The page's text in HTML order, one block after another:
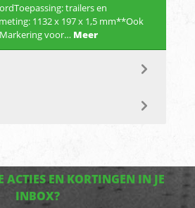
trailers en
1132 x 197 x 1,5 mm**Ook
voor… Meer
ACTIES EN KORTINGEN IN JE
INBOX?